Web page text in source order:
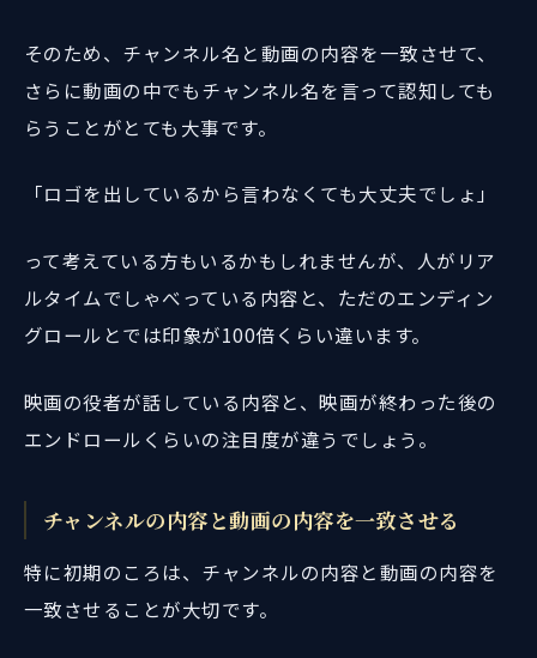
そのため、チャンネル名と動画の内容を一致させて、
さらに動画の中でもチャンネル名を言って認知しても
らうことがとても大事です。
「ロゴを出しているから言わなくても大丈夫でしょ」
って考えている方もいるかもしれませんが、人がリア
ルタイムでしゃべっている内容と、ただのエンディン
グロールとでは印象が100倍くらい違います。
映画の役者が話している内容と、映画が終わった後の
エンドロールくらいの注目度が違うでしょう。
チャンネルの内容と動画の内容を一致させる
特に初期のころは、チャンネルの内容と動画の内容を
一致させることが大切です。